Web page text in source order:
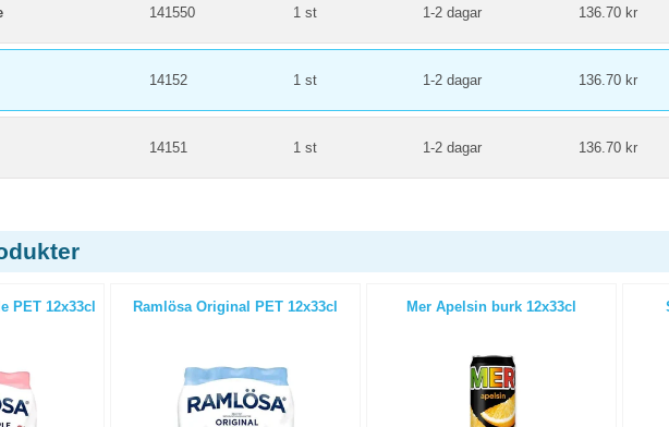
141550 1 st 1-2 dagar 136.70 kr
14152 1 st 1-2 dagar 136.70 kr
14151 1 st 1-2 dagar 136.70 kr
PET 12x33cl Ramlösa Original PET 12x33cl Mer Apelsin burk 12x33cl